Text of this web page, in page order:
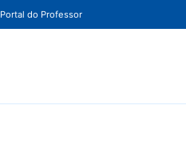
Portal do Professor